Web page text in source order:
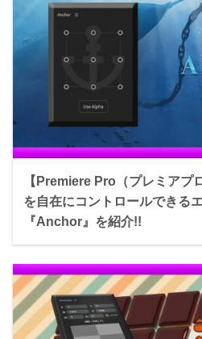
【Premiere Pro（プレミアプ
を自在にコントロールできる
『Anchor』を紹介!!